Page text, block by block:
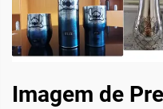
Imagem de